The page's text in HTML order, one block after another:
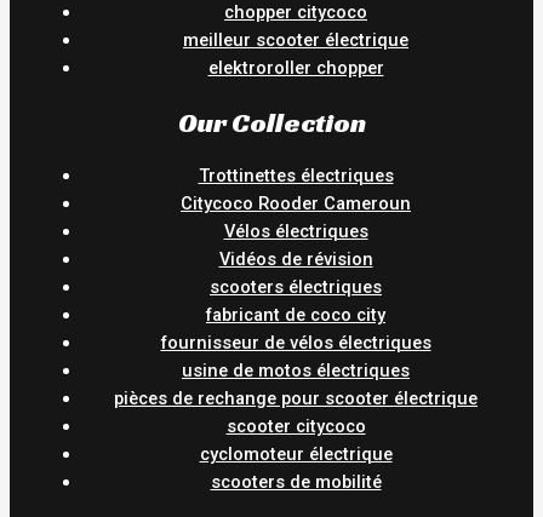
chopper citycoco
meilleur scooter électrique
elektroroller chopper
Our Collection
Trottinettes électriques
Citycoco Rooder Cameroun
Vélos électriques
Vidéos de révision
scooters électriques
fabricant de coco city
fournisseur de vélos électriques
usine de motos électriques
pièces de rechange pour scooter électrique
scooter citycoco
cyclomoteur électrique
scooters de mobilité